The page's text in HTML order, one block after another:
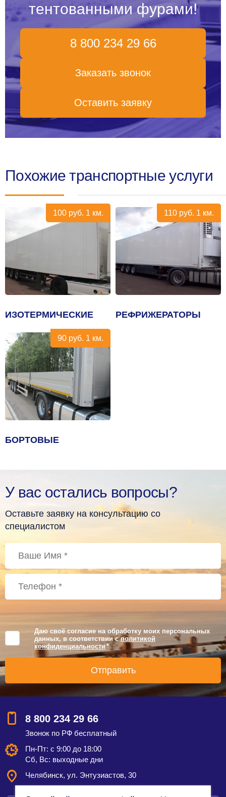
тентованными фурами!
8 800 234 29 66
Заказать звонок
Оставить заявку
Похожие транспортные услуги
ИЗОТЕРМИЧЕСКИЕ
100 руб. 1 км.
РЕФРИЖЕРАТОРЫ
110 руб. 1 км.
БОРТОВЫЕ
90 руб. 1 км.
У вас остались вопросы?
Оставьте заявку на консультацию со
специалистом
Даю своё согласие на обработку моих персональных
данных, в соответствии сполитикой
конфиденциальности *
8 800 234 29 66
Звонок по РФ бесплатный
Пн-Пт: с 9:00 до 18:00
Сб, Вс: выходные дни
Челябинск, ул. Энтузиастов, 30